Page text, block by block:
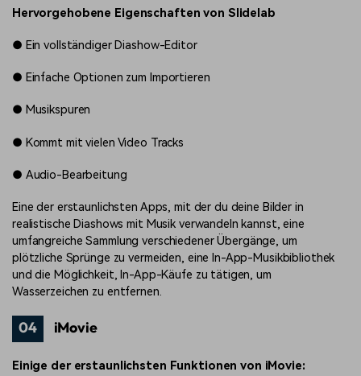
Hervorgehobene Eigenschaften von Slidelab
● Ein vollständiger Diashow-Editor
● Einfache Optionen zum Importieren
● Musikspuren
● Kommt mit vielen Video Tracks
● Audio-Bearbeitung
Eine der erstaunlichsten Apps, mit der du deine Bilder in
realistische Diashows mit Musik verwandeln kannst, eine
umfangreiche Sammlung verschiedener Übergänge, um
plötzliche Sprünge zu vermeiden, eine In-App-Musikbibliothek
und die Möglichkeit, In-App-Käufe zu tätigen, um
Wasserzeichen zu entfernen.
04 iMovie
Einige der erstaunlichsten Funktionen von iMovie: